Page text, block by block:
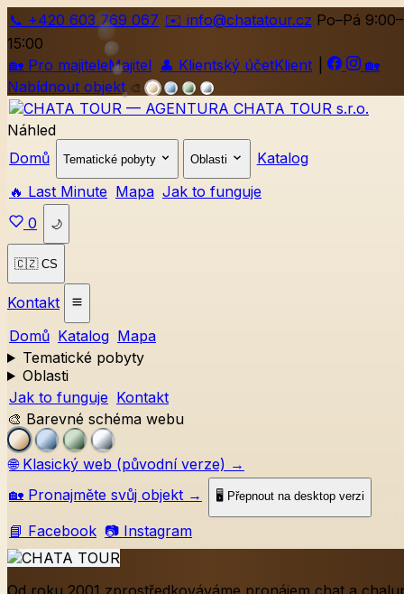
📞 +420 603 769 067 ✉️ info@chatatour.cz Po–Pá 9:00–
15:00
🏡 Pro majiteleMajitel 👤 Klientský účetKlient
🏡
Nabídnout objekt 🎨
Náhled
Domů
Tematické pobyty Oblasti
Katalog
🔥 Last Minute Mapa Jak to funguje
0
🌙
🇨🇿 CS
Kontakt
Domů Katalog Mapa
Tematické pobyty
Oblasti
Jak to funguje Kontakt
🎨 Barevné schéma webu
🌐 Klasický web (původní verze) →
🏡 Pronajměte svůj objekt → 🖥️ Přepnout na desktop verzi
📘 Facebook 📷 Instagram
Od roku 2001 zprostředkováváme pronájem chat a